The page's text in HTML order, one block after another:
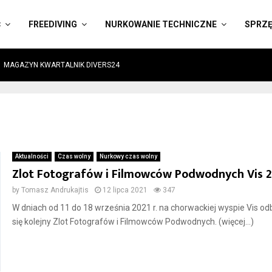
FREEDIVING NURKOWANIE TECHNICZNE
MAGAZYN KWARTALNIK DIVERS24
Aktualności Czas wolny Nurkowy czas wolny
Zlot Fotografów i Filmowców Podwodnych Vis
by Tomasz Andrukajtis 12 lipca 2021 347
W dniach od 11 do 18 września 2021 r. na chorwackiej wyspie Vis
się kolejny Zlot Fotografów i Filmowców Podwodnych. (więcej…)